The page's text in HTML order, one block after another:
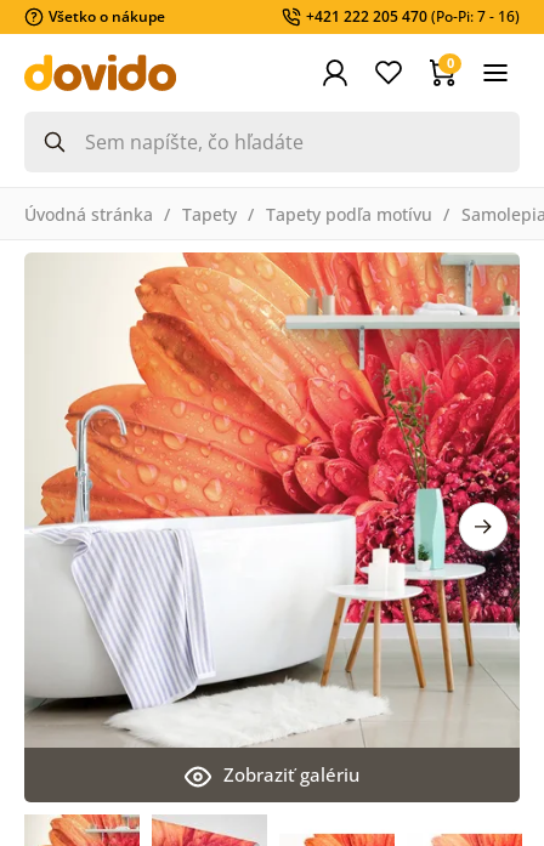
Všetko o nákupe +421 222 205 470(Po-Pi: 7 - 16)
0
Úvodná stránka Tapety Tapety podľa motívu
Zobraziť galériu